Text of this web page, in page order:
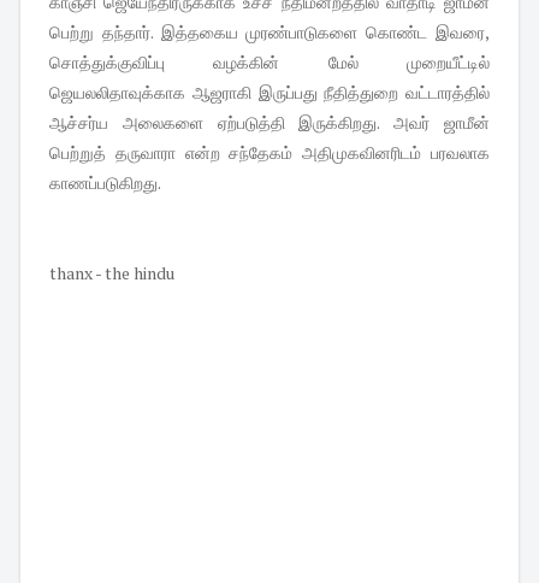
பெற்று தந்தார். இத்தகைய முரண்பாடுகளை கொண்ட இவரை,
சொத்துக்குவிப்பு வழக்கின் மேல் முறையீட்டில்
ஜெயலலிதாவுக்காக ஆஜராகி இருப்பது நீதித்துறை வட்டாரத்தில்
ஆச்சர்ய அலைகளை ஏற்படுத்தி இருக்கிறது. அவர் ஜாமீன்
பெற்றுத் தருவாரா என்ற சந்தேகம் அதிமுகவினரிடம் பரவலாக
காணப்படுகிறது.
thanx - the hindu